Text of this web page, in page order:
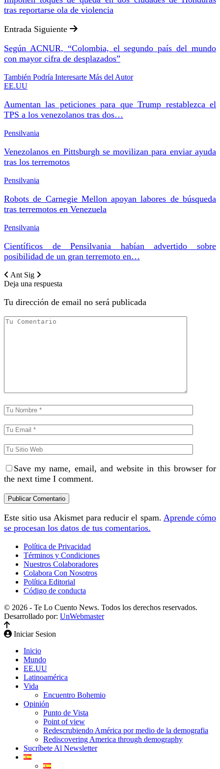
tras reportarse ola de violencia
Entrada Siguiente
Según ACNUR, “Colombia, el segundo país del mundo
con mayor cifra de desplazados”
También Podría Interesarte Más del Autor
EE.UU
Aumentan las peticiones para que Trump restablezca el
TPS a los venezolanos tras dos…
Pensilvania
Venezolanos en Pittsburgh se movilizan para enviar ayuda
tras los terremotos
Pensilvania
Robots de Carnegie Mellon apoyan labores de búsqueda
tras terremotos en Venezuela
Pensilvania
Científicos de Pensilvania habían advertido sobre
posibilidad de un gran terremoto en…
Ant Sig
Deja una respuesta
Tu dirección de email no será publicada
Save my name, email, and website in this browser for
the next time I comment.
Este sitio usa Akismet para reducir el spam. Aprende cómo
se procesan los datos de tus comentarios.
Política de Privacidad
Términos y Condiciones
Nuestros Colaboradores
Colabora Con Nosotros
Política Editorial
Código de conducta
© 2026 - Te Lo Cuento News. Todos los derechos reservados.
Desarrollado por: UnWebmaster
Iniciar Sesion
Inicio
Mundo
EE.UU
Latinoamérica
Vida
Encuentro Bohemio
Opinión
Punto de Vista
Point of view
Redescrubiendo América por medio de la demografia
Rediscovering America through demography
Sucríbete Al Newsletter